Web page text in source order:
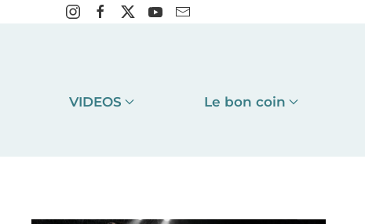
VIDEOS Le bon coin